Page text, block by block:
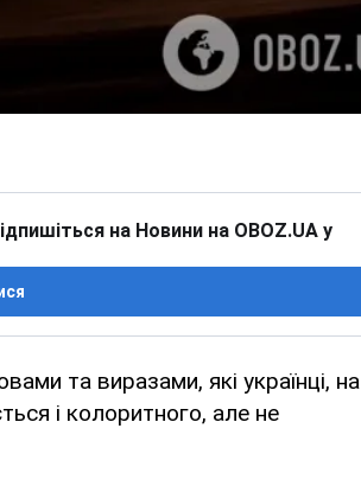
на Новини на OBOZ.UA у
та виразами, які українці, на
і колоритного, але не